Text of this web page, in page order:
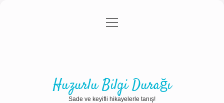
Gizlilik Politikası
menüyü
Huzurlu Bilgi Durağı
Sade ve keyifli hikayelerle tanış!